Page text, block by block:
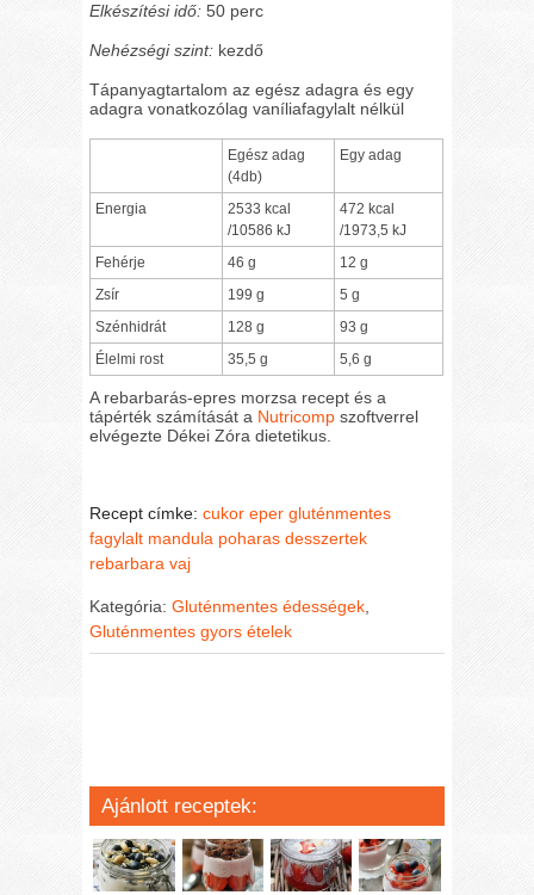
Elkészítési idő: 50 perc
Nehézségi szint: kezdő
Tápanyagtartalom az egész adagra és egy
adagra vonatkozólag vaníliafagylalt nélkül
Egész adag
(4db)
Egy adag
Energia
2533 kcal
/10586 kJ
472 kcal
/1973,5 kJ
Fehérje
46 g
12 g
Zsír
199 g
5 g
Szénhidrát
128 g
93 g
Élelmi rost
35,5 g 5,6 g
A rebarbarás-epres morzsa recept és a
tápérték számítását a Nutricomp szoftverrel
elvégezte Dékei Zóra dietetikus.
Recept címke:cukor eper gluténmentes
fagylalt mandula poharas desszertek
rebarbara vaj
Kategória:Gluténmentes édességek
Gluténmentes gyors ételek
Ajánlott receptek: